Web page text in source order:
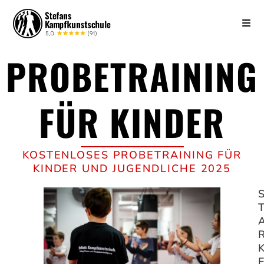
PROBE­TRAINING
FÜR KINDER
KOSTEN­LOSES PROBE­TRAINING FÜR
KINDER UND JUGEND­LICHE 2025